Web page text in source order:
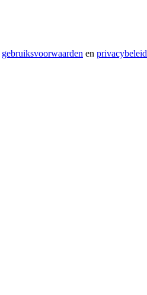
gebruiksvoorwaarden en privacybeleid